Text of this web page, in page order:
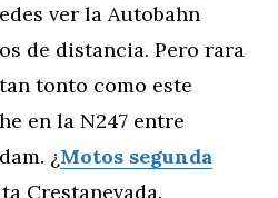
ver la Autobahn
de distancia. Pero rara
tonto como este
en la N247 entre
¿Motos segunda
Crestanevada.